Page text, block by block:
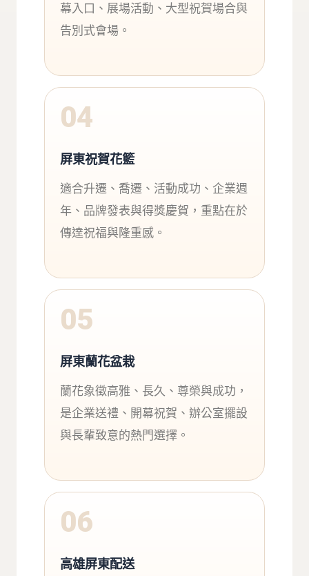
幕入口、展場活動、大型祝賀場合與
告別式會場。
04
屏東祝賀花籃
適合升遷、喬遷、活動成功、企業週
年、品牌發表與得獎慶賀，重點在於
傳達祝福與隆重感。
05
屏東蘭花盆栽
蘭花象徵高雅、長久、尊榮與成功，
是企業送禮、開幕祝賀、辦公室擺設
與長輩致意的熱門選擇。
06
高雄屏東配送